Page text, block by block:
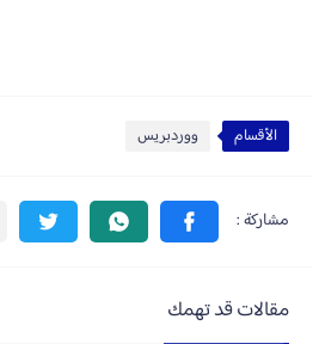
الأقسام ووردبريس
مقالات قد تهمك